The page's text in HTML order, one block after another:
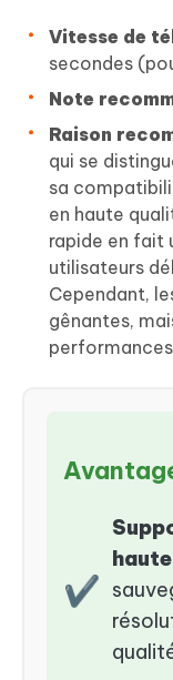
Vitesse de
secondes
Note
Raison
qui se
sa
en haute
rapide en fait
utilisateurs
Cependant,
gênantes,
✔